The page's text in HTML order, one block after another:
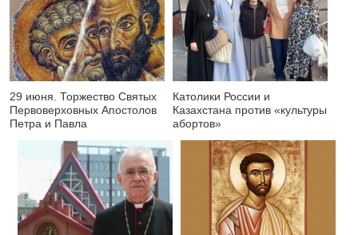
29 июня. Торжество Святых
Первоверховных Апостолов
Петра и Павла
Католики России и
Казахстана против «культуры
абортов»